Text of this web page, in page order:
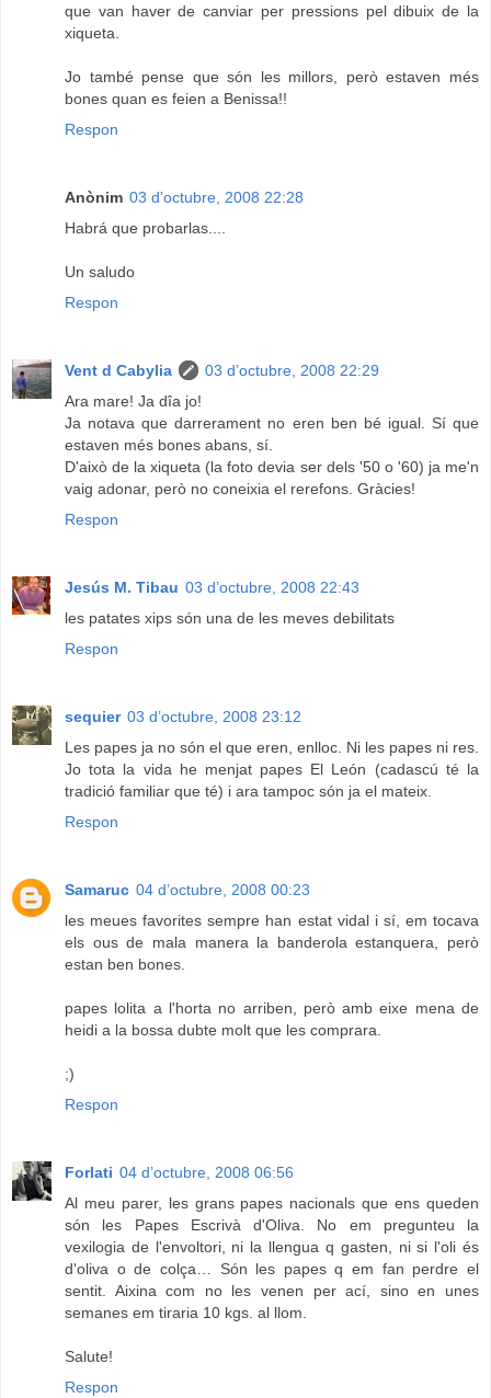
que van haver de canviar per pressions pel dibuix de la
xiqueta.
Jo també pense que són les millors, però estaven més
bones quan es feien a Benissa!!
Respon
Anònim 03 d’octubre, 2008 22:28
Habrá que probarlas....
Un saludo
Respon
Vent d Cabylia
03 d’octubre, 2008 22:29
Ara mare! Ja dîa jo!
Ja notava que darrerament no eren ben bé igual. Sí que
estaven més bones abans, sí.
D'això de la xiqueta (la foto devia ser dels '50 o '60) ja me'n
vaig adonar, però no coneixia el rerefons. Gràcies!
Respon
Jesús M. Tibau 03 d’octubre, 2008 22:43
les patates xips són una de les meves debilitats
Respon
sequier 03 d’octubre, 2008 23:12
Les papes ja no són el que eren, enlloc. Ni les papes ni res.
Jo tota la vida he menjat papes El León (cadascú té la
tradició familiar que té) i ara tampoc són ja el mateix.
Respon
Samaruc 04 d’octubre, 2008 00:23
les meues favorites sempre han estat vidal i sí, em tocava
els ous de mala manera la banderola estanquera, però
estan ben bones.
papes lolita a l'horta no arriben, però amb eixe mena de
heidi a la bossa dubte molt que les comprara.
;)
Respon
Forlati 04 d’octubre, 2008 06:56
Al meu parer, les grans papes nacionals que ens queden
són les Papes Escrivà d'Oliva. No em pregunteu la
vexilogia de l'envoltori, ni la llengua q gasten, ni si l'oli és
d'oliva o de colça… Són les papes q em fan perdre el
sentit. Aixina com no les venen per ací, sino en unes
semanes em tiraria 10 kgs. al llom.
Salute!
Respon